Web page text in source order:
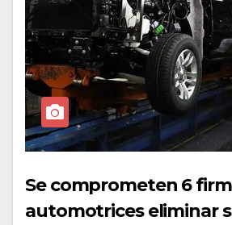
Se comprometen 6
automotrices eliminar